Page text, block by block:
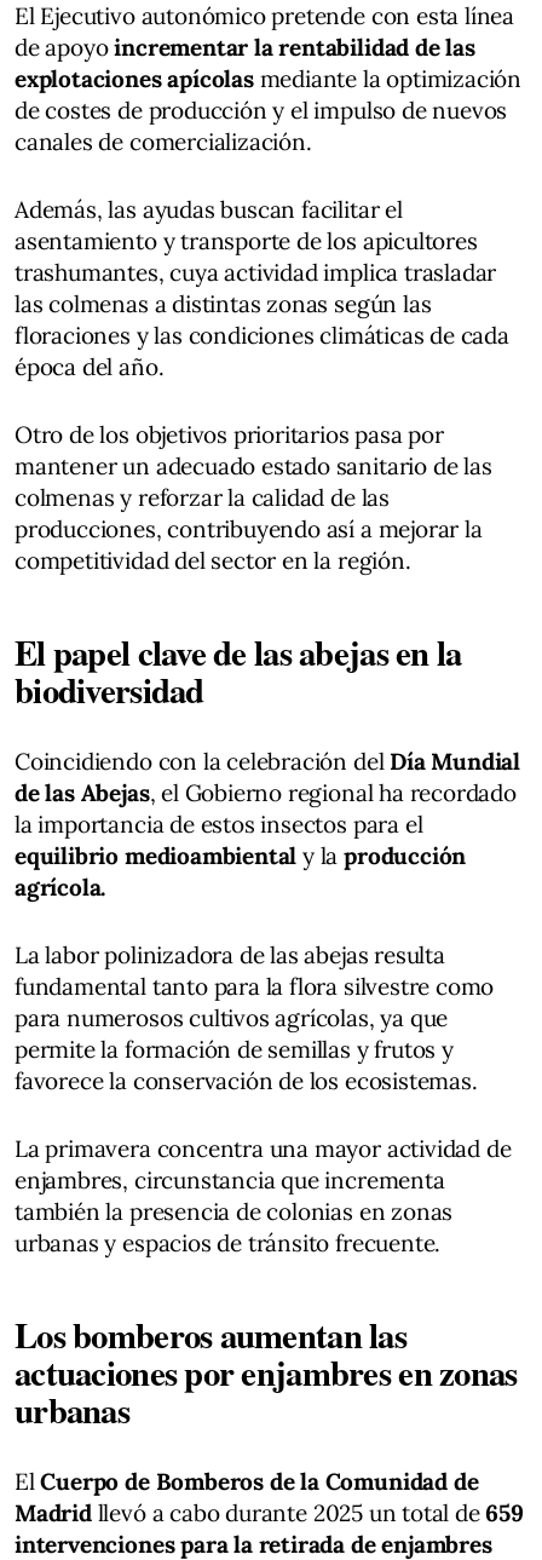
El Ejecutivo autonómico pretende con esta línea
de apoyoincrementar la rentabilidad de las
explotaciones apícolasmediante la optimización
de costes de producción y el impulso de nuevos
canales de comercialización.
Además, las ayudas buscan facilitar el
asentamiento y transporte de los apicultores
trashumantes, cuya actividad implica trasladar
las colmenas a distintas zonas según las
floraciones y las condiciones climáticas de cada
época del año.
Otro de los objetivos prioritarios pasa por
mantener un adecuado estado sanitario de las
colmenas y reforzar la calidad de las
producciones, contribuyendo así a mejorar la
competitividad del sector en la región.
El papel clave de las abejas en la
biodiversidad
Coincidiendo con la celebración del Día Mundial
de las Abejas, el Gobierno regional ha recordado
la importancia de estos insectos para el
equilibrio medioambiental y laproducción
agrícola.
La labor polinizadora de las abejas resulta
fundamental tanto para la flora silvestre como
para numerosos cultivos agrícolas, ya que
permite la formación de semillas y frutos y
favorece la conservación de los ecosistemas.
La primavera concentra una mayor actividad de
enjambres, circunstancia que incrementa
también la presencia de colonias en zonas
urbanas y espacios de tránsito frecuente.
Los bomberos aumentan las
actuaciones por enjambres en zonas
urbanas
ElCuerpo de Bomberos de la Comunidad de
Madridllevó a cabo durante 2025 un total de659
intervenciones para la retirada de enjambres